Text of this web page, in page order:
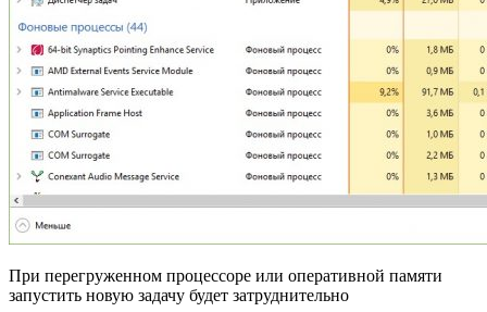
При перегруженном процессоре или оперативной памяти
запустить новую задачу будет затруднительно